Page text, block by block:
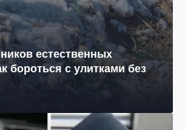
естественных
бороться с улитками без